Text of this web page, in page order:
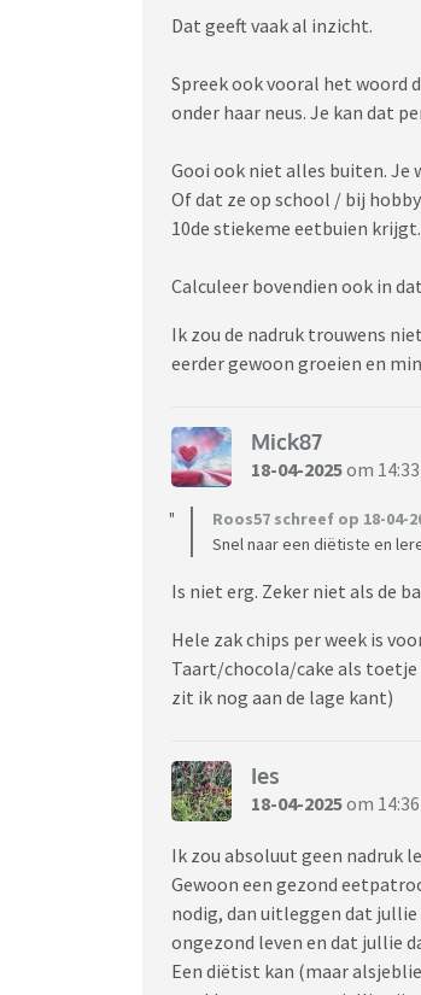
Dat geeft vaak al inzicht.
Spreek ook vooral het woord
onder haar neus. Je kan dat
Gooi ook niet alles buiten.
Of dat ze op school / bij
10de stiekeme eetbuien krijgt.
Calculeer bovendien ook in
Ik zou de nadruk trouwens
eerder gewoon groeien en
Mick87
18-04-2025om 14:33
Roos57 schreef op 18-04-
Snel naar een diëtiste en
Is niet erg. Zeker niet als de
Hele zak chips per week is
Taart/chocola/cake als toetje
zit ik nog aan de lage kant)
Ies
18-04-2025om 14:36
Ik zou absoluut geen nadruk
Gewoon een gezond
nodig, dan uitleggen dat
ongezond leven en dat jullie
Een diëtist kan (maar